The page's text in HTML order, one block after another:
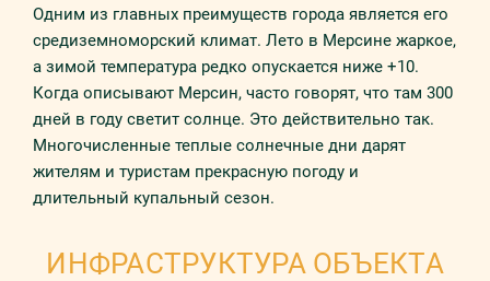
Одним из главных преимуществ города является его
средиземноморский климат. Лето в Мерсине жаркое,
а зимой температура редко опускается ниже +10.
Когда описывают Мерсин, часто говорят, что там 300
дней в году светит солнце. Это действительно так.
Многочисленные теплые солнечные дни дарят
жителям и туристам прекрасную погоду и
длительный купальный сезон.
ИНФРАСТРУКТУРА ОБЪЕКТА